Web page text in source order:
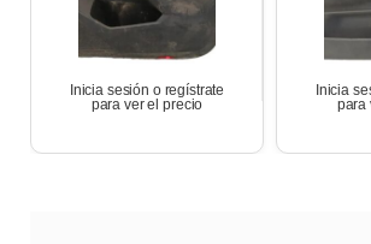
Inicia sesión o regístrate
para ver el precio
Inicia
para